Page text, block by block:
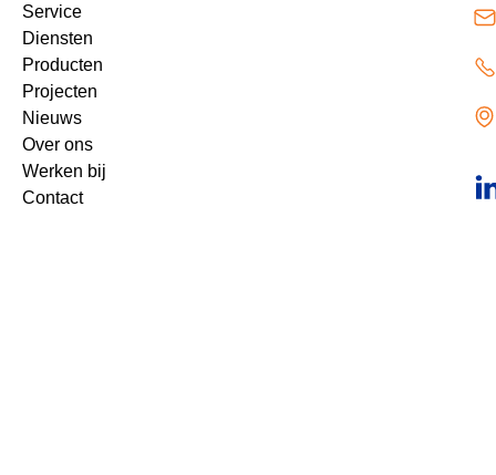
Service
Diensten
Producten
Projecten
Nieuws
Over ons
Werken bij
Contact